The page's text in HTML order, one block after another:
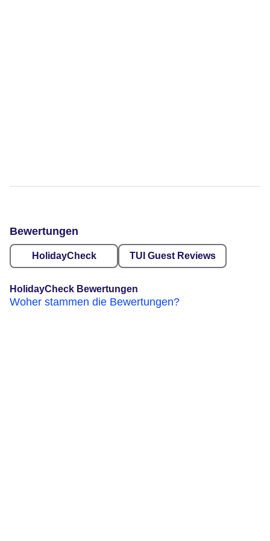
Bewertungen
HolidayCheck TUI Guest Reviews
HolidayCheck Bewertungen
Woher stammen die Bewertungen?